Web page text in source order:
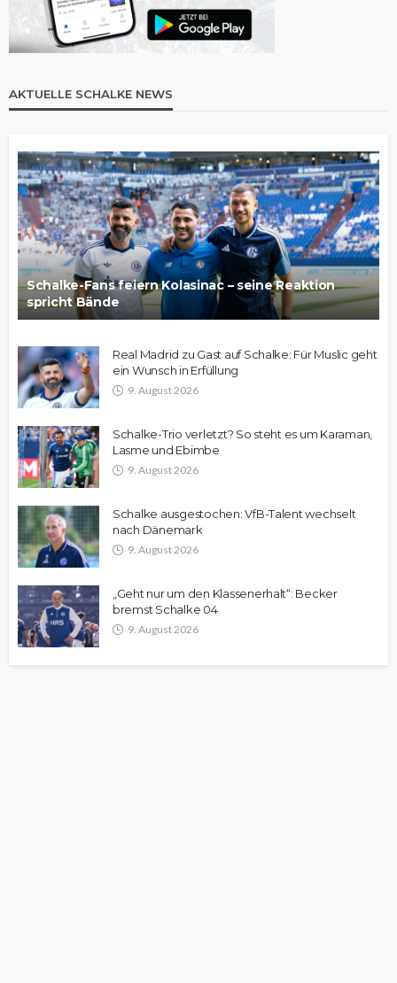
AKTUELLE SCHALKE NEWS
Schalke-Fans feiern Kolasinac – seine Reaktion
spricht Bände
Real Madrid zu Gast auf Schalke: Für Muslic geht
ein Wunsch in Erfüllung
9. August 2026
Schalke-Trio verletzt? So steht es um Karaman,
Lasme und Ebimbe
9. August 2026
Schalke ausgestochen: VfB-Talent wechselt
nach Dänemark
9. August 2026
„Geht nur um den Klassenerhalt“: Becker
bremst Schalke 04
9. August 2026